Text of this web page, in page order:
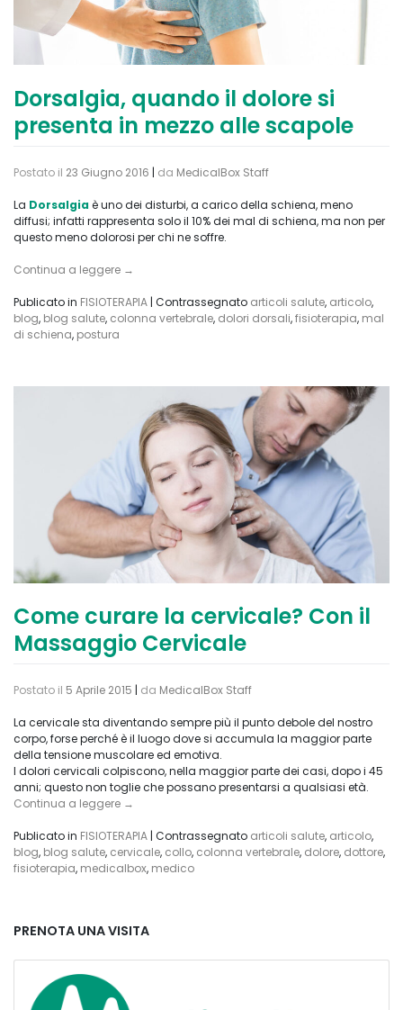
Dorsalgia, quando il dolore si
presenta in mezzo alle scapole
Postato il 23 Giugno 2016 | da MedicalBox Staff
La Dorsalgiaè uno dei disturbi, a carico della schiena, meno
diffusi; infatti rappresenta solo il 10% dei mal di schiena, ma non per
questo meno dolorosi per chi ne soffre.
Continua a leggere →
Publicato in FISIOTERAPIA | Contrassegnato articoli salute, articolo,
blog, blog salute, colonna vertebrale, dolori dorsali,fisioterapia, mal
di schiena, postura
Come curare la cervicale? Con il
Massaggio Cervicale
Postato il 5 Aprile 2015 | da MedicalBox Staff
La cervicale sta diventando sempre più il punto debole del nostro
corpo, forse perché è il luogo dove si accumula la maggior parte
della tensione muscolare ed emotiva.
I dolori cervicali colpiscono, nella maggior parte dei casi, dopo i 45
anni; questo non toglie che possano presentarsi a qualsiasi età.
Continua a leggere →
Publicato in FISIOTERAPIA | Contrassegnato articoli salute, articolo,
blog, blog salute, cervicale, collo, colonna vertebrale, dolore, dottore,
fisioterapia, medicalbox, medico
PRENOTA UNA VISITA